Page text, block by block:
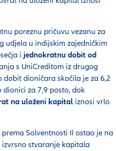
poreznu pričuvu vezanu za
udjela u indijskim zajedničkim
i jednokratnu dobit od
s UniCreditom iz drugog
dobit dioničara skočila je za 6,2
za 7,9 posto, dok
na uloženi kapital iznosi vrlo
Solventnosti II ostao je na
izvrsno stvaranje kapitala